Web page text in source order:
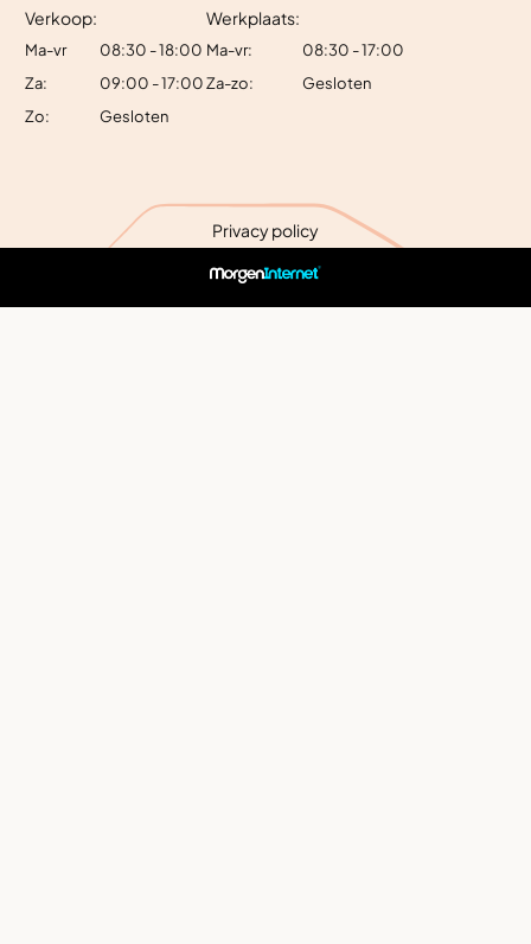
Verkoop:
Ma-vr
08:30 - 18:00
Za:
09:00 - 17:00
Zo:
Gesloten
Werkplaats:
Ma-vr:
08:30 - 17:00
Za-zo:
Gesloten
Privacy policy